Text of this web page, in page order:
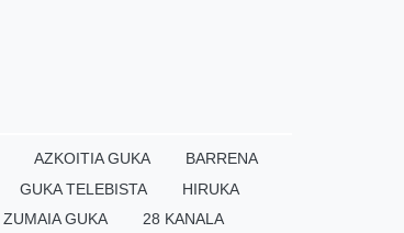
AZKOITIA GUKA
BARRENA
GUKA TELEBISTA
HIRUKA
ZUMAIA GUKA 28 KANALA